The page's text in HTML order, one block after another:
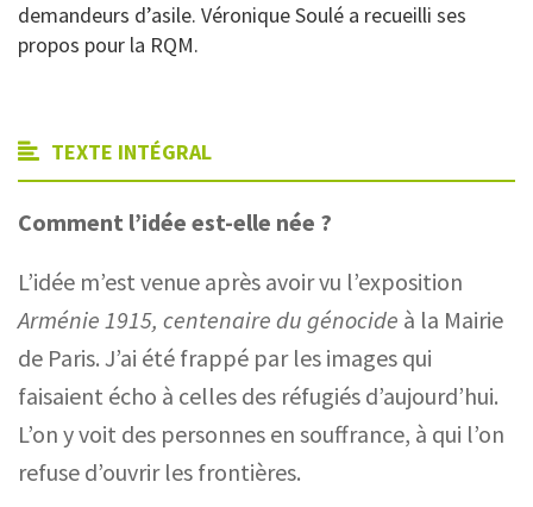
demandeurs d’asile. Véronique Soulé a recueilli ses
propos pour la RQM.
TEXTE INTÉGRAL
Comment l’idée est-elle née ?
L’idée m’est venue après avoir vu l’exposition
Arménie 1915, centenaire du génocide à la Mairie
de Paris. J’ai été frappé par les images qui
faisaient écho à celles des réfugiés d’aujourd’hui.
L’on y voit des personnes en souffrance, à qui l’on
refuse d’ouvrir les frontières.